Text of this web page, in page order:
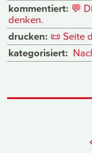
kommentiert: 💬
denken.
drucken: 📜 Seite
kategorisiert: